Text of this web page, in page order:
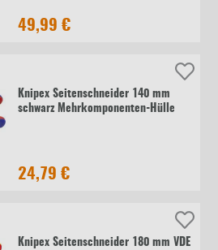
49,99 €
Knipex Seitenschneider 140 mm
schwarz Mehrkomponenten-Hülle
24,79 €
Knipex Seitenschneider 180 mm VDE